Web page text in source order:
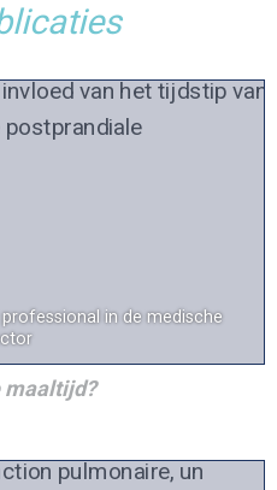
in de medische
maaltijd?